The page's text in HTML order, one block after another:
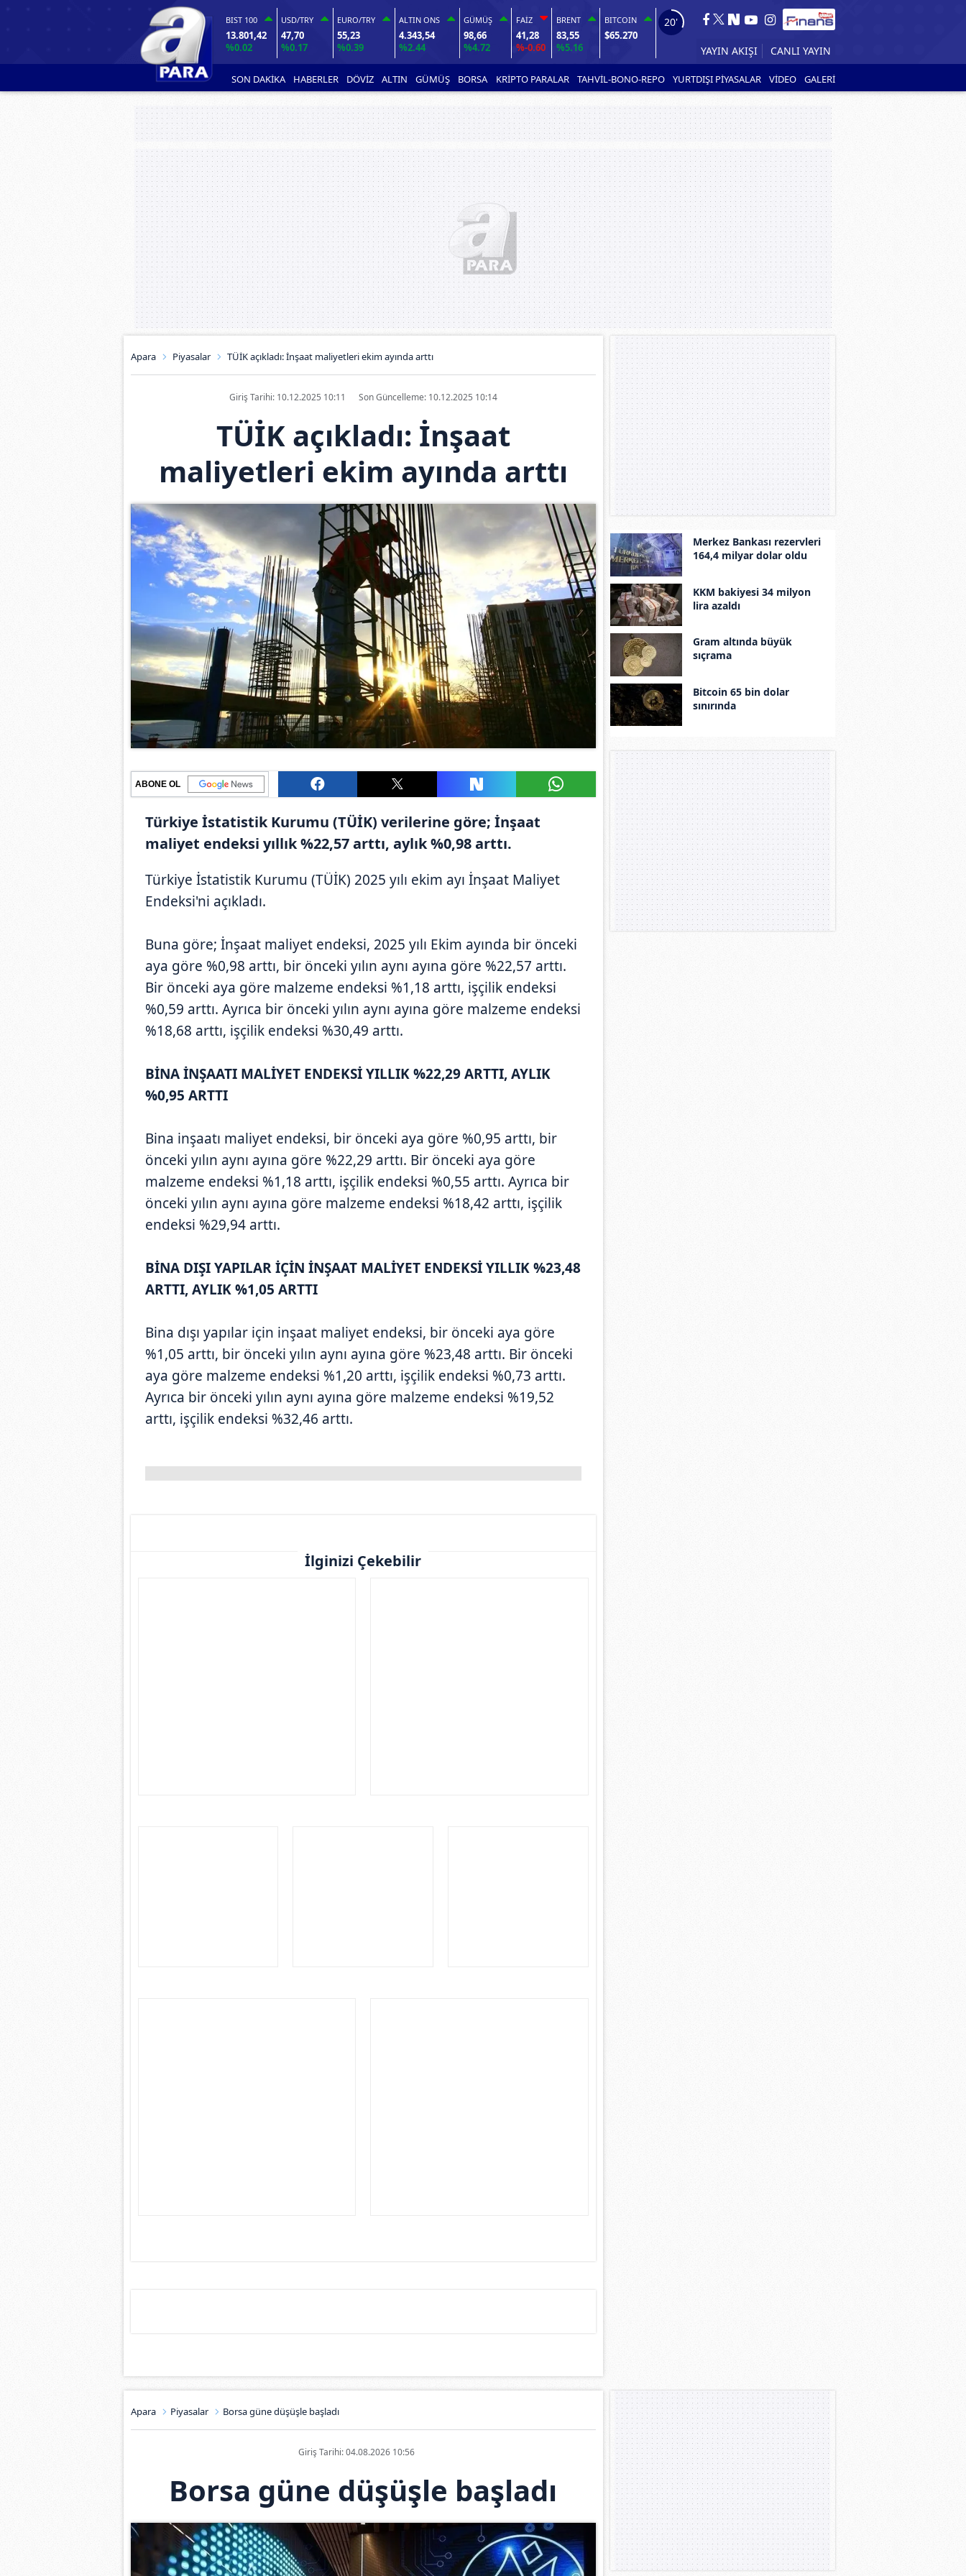
BIST 100
13.801,42
%0.02
USD/TRY
47,70
%0.17
EURO/TRY
55,23
%0.39
ALTIN ONS
4.343,54
%2.44
GÜMÜŞ
98,66
%4.72
FAİZ
41,28
%-0.60
BRENT
83,55
%5.16
BITCOIN
$65.270
18'
YAYIN AKIŞI CANLI YAYIN
SON DAKİKA HABERLER DÖVİZ ALTIN GÜMÜŞ BORSA KRİPTO PARALAR TAHVİL-BONO-REPO YURTDIŞI PİYASALAR VİDEO GALERİ
Apara Piyasalar TÜİK açıkladı: İnşaat maliyetleri ekim ayında arttı
Giriş Tarihi: 10.12.2025 10:11 Son Güncelleme: 10.12.2025 10:14
TÜİK açıkladı: İnşaat
maliyetleri ekim ayında arttı
ABONE OL
Türkiye İstatistik Kurumu (TÜİK) verilerine göre; İnşaat
maliyet endeksi yıllık %22,57 arttı, aylık %0,98 arttı.
Türkiye İstatistik Kurumu (TÜİK) 2025 yılı ekim ayı İnşaat Maliyet
Endeksi'ni açıkladı.
Buna göre; İnşaat maliyet endeksi, 2025 yılı Ekim ayında bir önceki
aya göre %0,98 arttı, bir önceki yılın aynı ayına göre %22,57 arttı.
Bir önceki aya göre malzeme endeksi %1,18 arttı, işçilik endeksi
%0,59 arttı. Ayrıca bir önceki yılın aynı ayına göre malzeme endeksi
%18,68 arttı, işçilik endeksi %30,49 arttı.
BİNA İNŞAATI MALİYET ENDEKSİ YILLIK %22,29 ARTTI, AYLIK
%0,95 ARTTI
Bina inşaatı maliyet endeksi, bir önceki aya göre %0,95 arttı, bir
önceki yılın aynı ayına göre %22,29 arttı. Bir önceki aya göre
malzeme endeksi %1,18 arttı, işçilik endeksi %0,55 arttı. Ayrıca bir
önceki yılın aynı ayına göre malzeme endeksi %18,42 arttı, işçilik
endeksi %29,94 arttı.
BİNA DIŞI YAPILAR İÇİN İNŞAAT MALİYET ENDEKSİ YILLIK %23,48
ARTTI, AYLIK %1,05 ARTTI
Bina dışı yapılar için inşaat maliyet endeksi, bir önceki aya göre
%1,05 arttı, bir önceki yılın aynı ayına göre %23,48 arttı. Bir önceki
aya göre malzeme endeksi %1,20 arttı, işçilik endeksi %0,73 arttı.
Ayrıca bir önceki yılın aynı ayına göre malzeme endeksi %19,52
arttı, işçilik endeksi %32,46 arttı.
İlginizi Çekebilir
Merkez Bankası rezervleri
164,4 milyar dolar oldu
KKM bakiyesi 34 milyon
lira azaldı
Gram altında büyük
sıçrama
Bitcoin 65 bin dolar
sınırında
Apara Piyasalar Borsa güne düşüşle başladı
Giriş Tarihi: 04.08.2026 10:56
Borsa güne düşüşle başladı